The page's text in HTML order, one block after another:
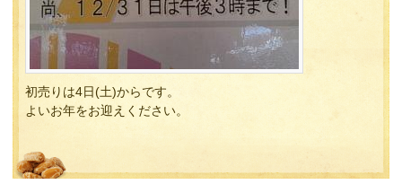
初売りは4日(土)からです。
よいお年をお迎えください。